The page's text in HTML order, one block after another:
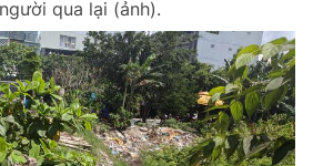
qua lại (ảnh).